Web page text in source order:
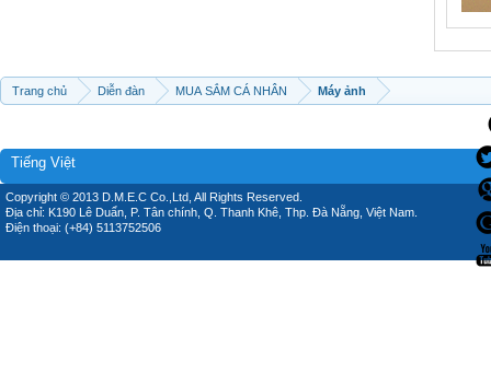
Trang chủ Diễn đàn MUA SẮM CÁ NHÂN Máy ảnh
Tiếng Việt
Copyright © 2013 D.M.E.C Co.,Ltd, All Rights Reserved.
Địa chỉ: K190 Lê Duẩn, P. Tân chính, Q. Thanh Khê, Thp. Đà Nẵng, Việt Nam.
Điện thoại: (+84) 5113752506